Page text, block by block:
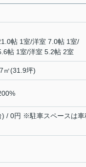
帖 1室/洋室 7.0帖 1室/
帖 1室/洋室 5.2帖 2室
㎡(31.9坪)
) / 0円 ※駐車スペースは車